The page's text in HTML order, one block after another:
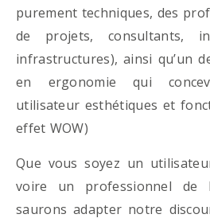
purement techniques, des
de projets, consultants,
infrastructures), ainsi qu’un
en ergonomie qui
utilisateur esthétiques et
effet WOW)
Que vous soyez un
voire un professionnel de
saurons adapter notre